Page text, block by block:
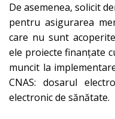
De asemenea, solicit
pentru asigurarea
care nu sunt
ele proiecte finanțate
muncit la
CNAS: dosarul
electronic de sănătate.